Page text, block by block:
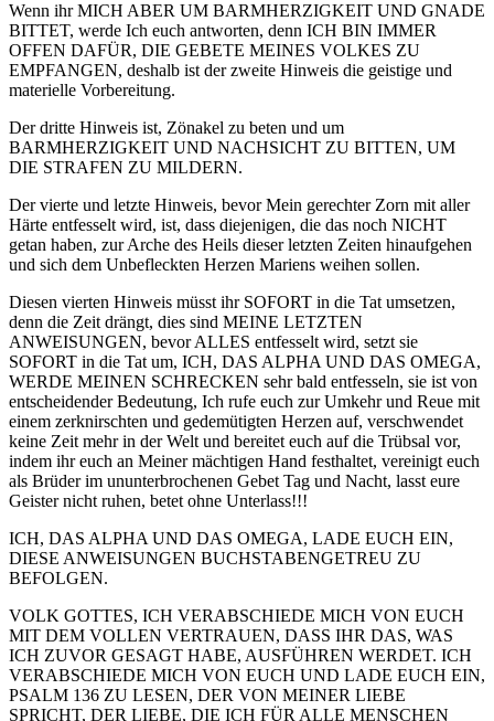
Wenn ihr MICH ABER UM BARMHERZIGKEIT UND GNADE
BITTET, werde Ich euch antworten, denn ICH BIN IMMER
OFFEN DAFÜR, DIE GEBETE MEINES VOLKES ZU
EMPFANGEN, deshalb ist der zweite Hinweis die geistige und
materielle Vorbereitung.
Der dritte Hinweis ist, Zönakel zu beten und um
BARMHERZIGKEIT UND NACHSICHT ZU BITTEN, UM
DIE STRAFEN ZU MILDERN.
Der vierte und letzte Hinweis, bevor Mein gerechter Zorn mit aller
Härte entfesselt wird, ist, dass diejenigen, die das noch NICHT
getan haben, zur Arche des Heils dieser letzten Zeiten hinaufgehen
und sich dem Unbefleckten Herzen Mariens weihen sollen.
Diesen vierten Hinweis müsst ihr SOFORT in die Tat umsetzen,
denn die Zeit drängt, dies sind MEINE LETZTEN
ANWEISUNGEN, bevor ALLES entfesselt wird, setzt sie
SOFORT in die Tat um, ICH, DAS ALPHA UND DAS OMEGA,
WERDE MEINEN SCHRECKEN sehr bald entfesseln, sie ist von
entscheidender Bedeutung, Ich rufe euch zur Umkehr und Reue mit
einem zerknirschten und gedemütigten Herzen auf, verschwendet
keine Zeit mehr in der Welt und bereitet euch auf die Trübsal vor,
indem ihr euch an Meiner mächtigen Hand festhaltet, vereinigt euch
als Brüder im ununterbrochenen Gebet Tag und Nacht, lasst eure
Geister nicht ruhen, betet ohne Unterlass!!!
ICH, DAS ALPHA UND DAS OMEGA, LADE EUCH EIN,
DIESE ANWEISUNGEN BUCHSTABENGETREU ZU
BEFOLGEN.
VOLK GOTTES, ICH VERABSCHIEDE MICH VON EUCH
MIT DEM VOLLEN VERTRAUEN, DASS IHR DAS, WAS
ICH ZUVOR GESAGT HABE, AUSFÜHREN WERDET. ICH
VERABSCHIEDE MICH VON EUCH UND LADE EUCH EIN,
PSALM 136 ZU LESEN, DER VON MEINER LIEBE
SPRICHT, DER LIEBE, DIE ICH FÜR ALLE MENSCHEN